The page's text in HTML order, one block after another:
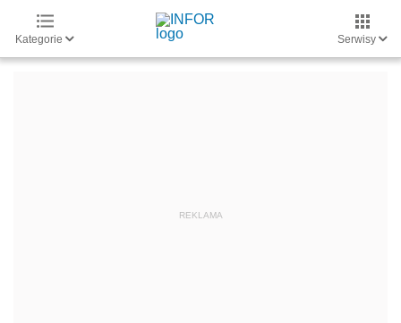
Kategorie Serwisy